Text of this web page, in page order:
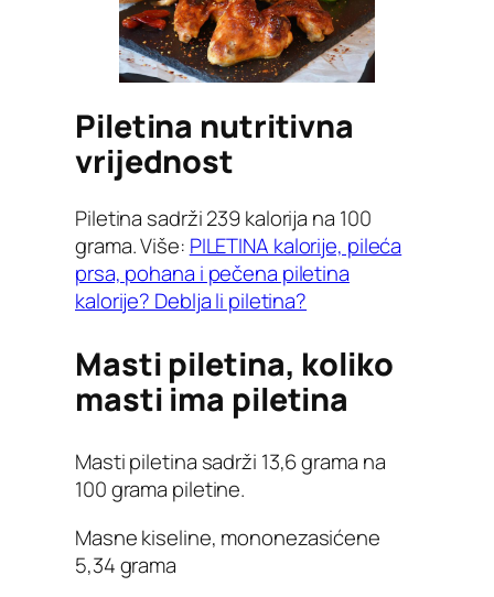
Piletina nutritivna
vrijednost
Piletina sadrži 239 kalorija na 100
grama. Više: PILETINA kalorije, pileća
prsa, pohana i pečena piletina
kalorije? Deblja li piletina?
Masti piletina, koliko
masti ima piletina
Masti piletina sadrži 13,6 grama na
100 grama piletine.
Masne kiseline, mononezasićene
5,34 grama